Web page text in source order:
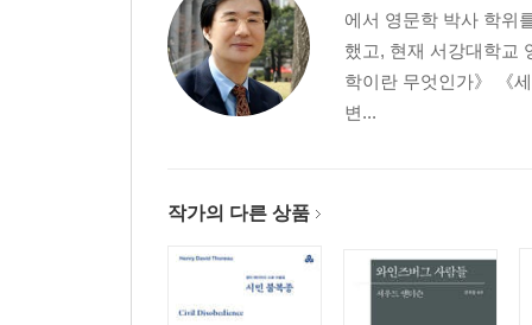
에서 영문학 박사 학위
했고, 현재 서강대학교
학이란 무엇인가》 《
변...
작가의 다른 상품